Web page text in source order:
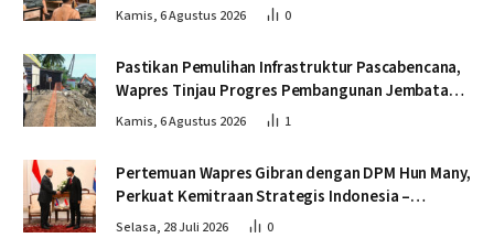
Pascabencana
Kamis, 6 Agustus 2026 0
Pastikan Pemulihan Infrastruktur Pascabencana,
Wapres Tinjau Progres Pembangunan Jembatan
Krueng Tingkeum Bireuen
Kamis, 6 Agustus 2026 1
Pertemuan Wapres Gibran dengan DPM Hun Many,
Perkuat Kemitraan Strategis Indonesia –
Kamboja
Selasa, 28 Juli 2026 0